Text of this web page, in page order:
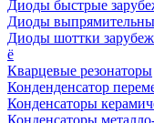
Диоды быстрые
Диоды
Диоды шоттки
ё
Кварцевые резонаторы
Конденденсатор
Конденсаторы
Конденсаторы